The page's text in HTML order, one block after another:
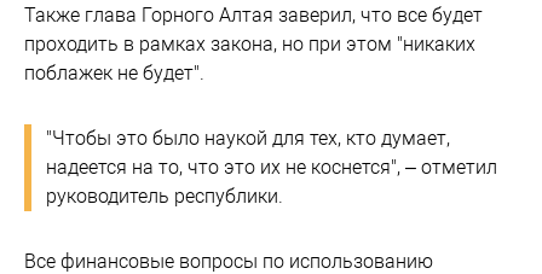
Также глава Горного Алтая заверил, что все будет
проходить в рамках закона, но при этом "никаких
поблажек не будет".
"Чтобы это было наукой для тех, кто думает,
надеется на то, что это их не коснется", – отметил
руководитель республики.
Все финансовые вопросы по использованию